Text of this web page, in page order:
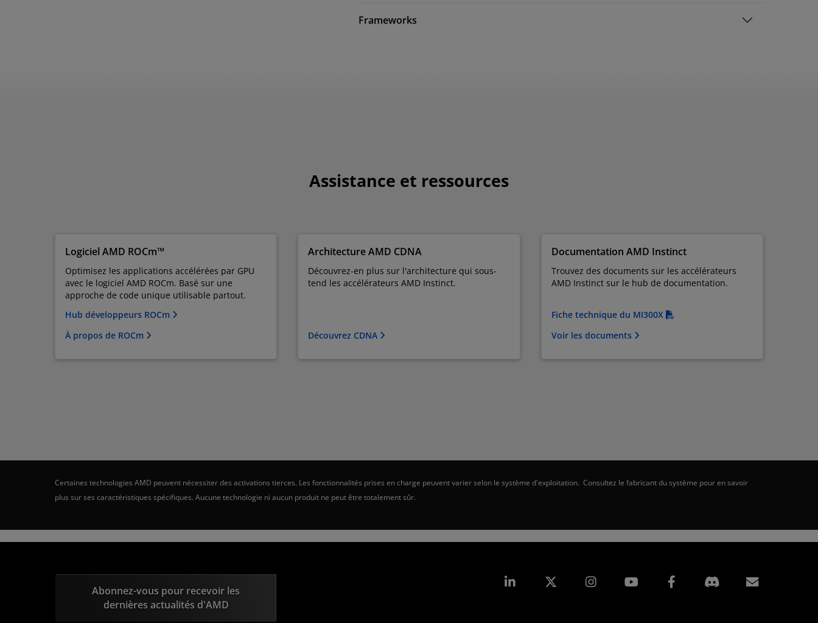
Frameworks
Assistance et ressources
Logiciel AMD ROCm™
Optimisez les applications accélérées par GPU
avec le logiciel AMD ROCm. Basé sur une
approche de code unique utilisable partout.
Hub développeurs ROCm
À propos de ROCm
Architecture AMD CDNA
Découvrez-en plus sur l'architecture qui sous-
tend les accélérateurs AMD Instinct.
Découvrez CDNA
Documentation AMD Instinct
Trouvez des documents sur les accélérateurs
AMD Instinct sur le hub de documentation.
Fiche technique du MI300X
Voir les documents
Certaines technologies AMD peuvent nécessiter des activations tierces. Les fonctionnalités prises en charge peuvent varier selon le système d'exploitation. Consultez le fabricant du système pour en savoir
plus sur ses caractéristiques spécifiques. Aucune technologie ni aucun produit ne peut être totalement sûr.
Abonnez-vous pour recevoir les
dernières actualités d'AMD
LinkedIn Instagram Facebook